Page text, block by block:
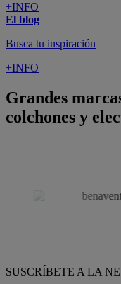
+INFO
El blog
Busca tu inspiración
+INFO
Grandes
colchones y
SUSCRÍBETE A LA